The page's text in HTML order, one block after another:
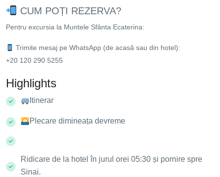
CUM POȚI REZERVA?
Pentru excursia la Muntele Sfânta Ecaterina:
Trimite mesaj pe WhatsApp (de acasă sau din hotel):
+20 120 290 5255
Highlights
Itinerar
Plecare dimineața devreme
Ridicare de la hotel în jurul orei 05:30 și pornire spre
Sinai.